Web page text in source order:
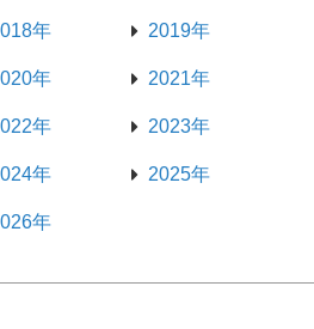
年 2019年
年 2021年
年 2023年
年 2025年
年